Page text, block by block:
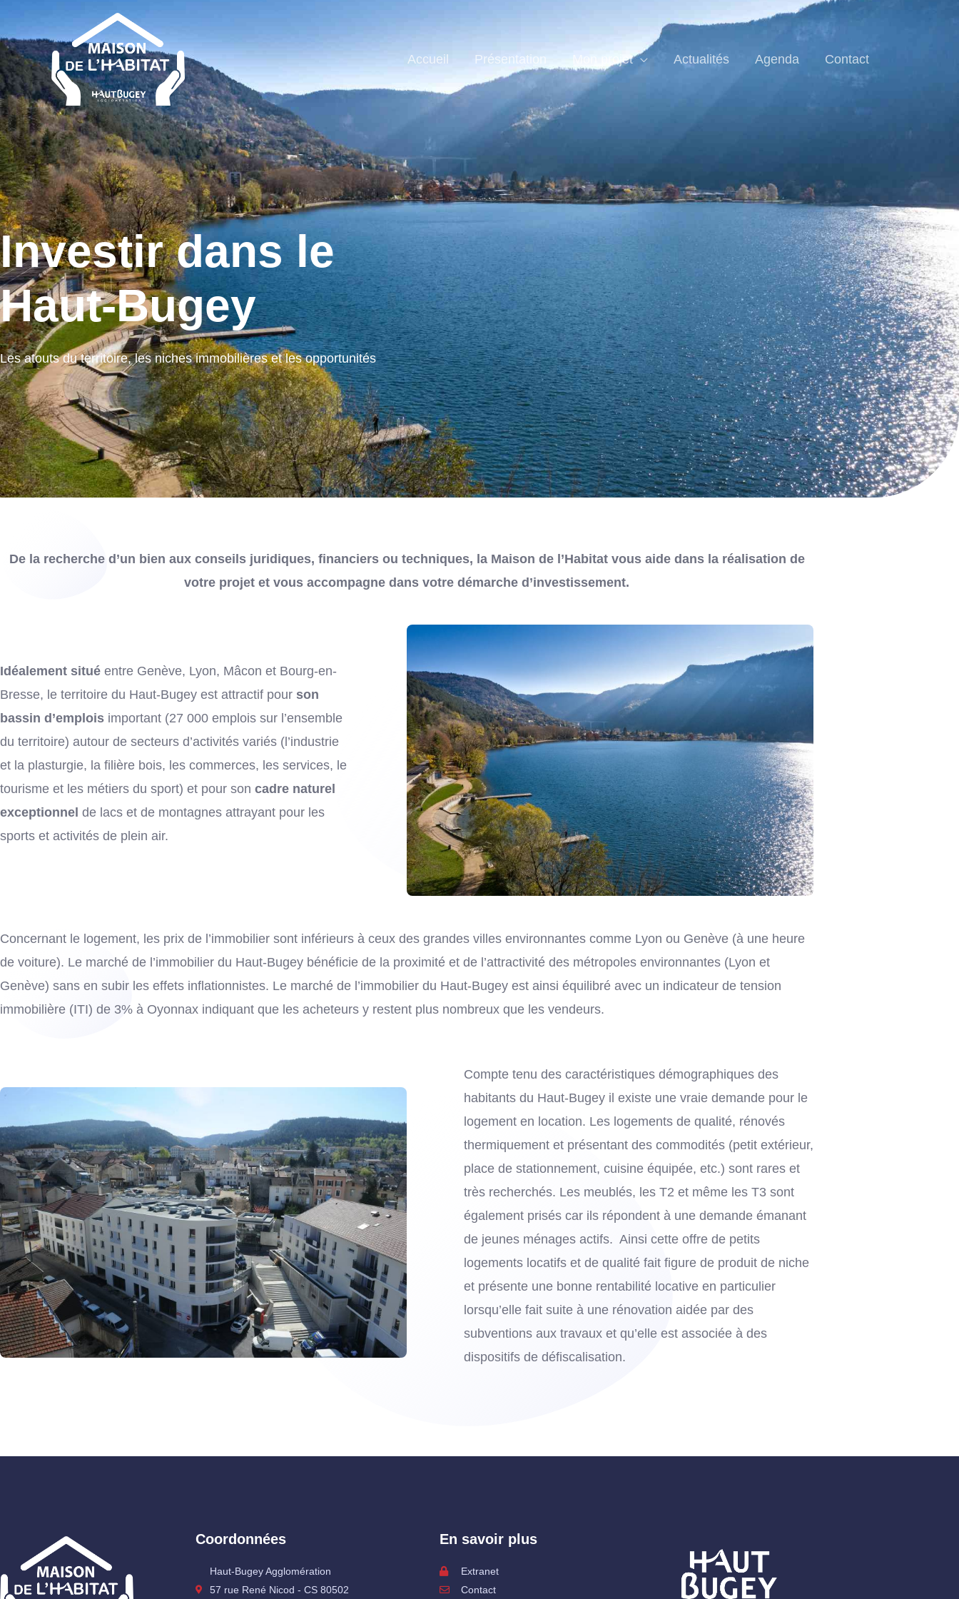
Accueil Présentation Mon projet Actualités Agenda Contact
Investir dans le
Haut-Bugey
Les atouts du territoire, les niches immobilières et les opportunités
De la recherche d’un bien aux conseils juridiques, financiers ou techniques, la Maison de l’Habitat vous aide dans la réalisation de
votre projet et vous accompagne dans votre démarche d’investissement.
Idéalement situé entre Genève, Lyon, Mâcon et Bourg-en-
Bresse, le territoire du Haut-Bugey est attractif pour son
bassin d’emplois important (27 000 emplois sur l’ensemble
du territoire) autour de secteurs d’activités variés (l’industrie
et la plasturgie, la filière bois, les commerces, les services, le
tourisme et les métiers du sport) et pour son cadre naturel
exceptionnel de lacs et de montagnes attrayant pour les
sports et activités de plein air.
Concernant le logement, les prix de l’immobilier sont inférieurs à ceux des grandes villes environnantes comme Lyon ou Genève (à une heure
de voiture). Le marché de l’immobilier du Haut-Bugey bénéficie de la proximité et de l’attractivité des métropoles environnantes (Lyon et
Genève) sans en subir les effets inflationnistes. Le marché de l’immobilier du Haut-Bugey est ainsi équilibré avec un indicateur de tension
immobilière (ITI) de 3% à Oyonnax indiquant que les acheteurs y restent plus nombreux que les vendeurs.
Compte tenu des caractéristiques démographiques des
habitants du Haut-Bugey il existe une vraie demande pour le
logement en location. Les logements de qualité, rénovés
thermiquement et présentant des commodités (petit extérieur,
place de stationnement, cuisine équipée, etc.) sont rares et
très recherchés. Les meublés, les T2 et même les T3 sont
également prisés car ils répondent à une demande émanant
de jeunes ménages actifs. Ainsi cette offre de petits
logements locatifs et de qualité fait figure de produit de niche
et présente une bonne rentabilité locative en particulier
lorsqu’elle fait suite à une rénovation aidée par des
subventions aux travaux et qu’elle est associée à des
dispositifs de défiscalisation.
Coordonnées
Haut-Bugey Agglomération
57 rue René Nicod - CS 80502
En savoir plus
Extranet
Contact